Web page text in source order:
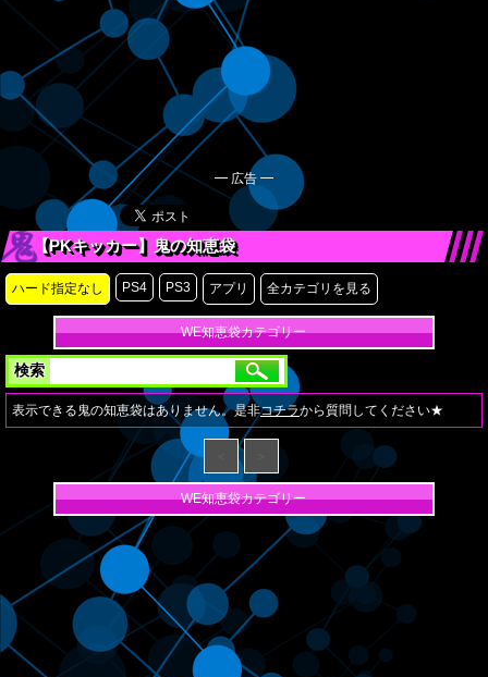
━ 広告 ━
【PKキッカー】鬼の知恵袋
ハード指定なし PS4 PS3 アプリ 全カテゴリを見る
WE知恵袋カテゴリー
検索
表示できる鬼の知恵袋はありません。是非コチラから質問してください★
WE知恵袋カテゴリー